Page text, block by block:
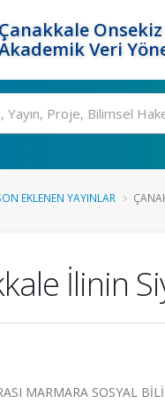
Çanakkale
Veri
EKLENEN YAYINLAR
İlinin
MARMARA SOSYAL